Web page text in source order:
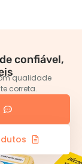
confiável,
qualidade
correta.